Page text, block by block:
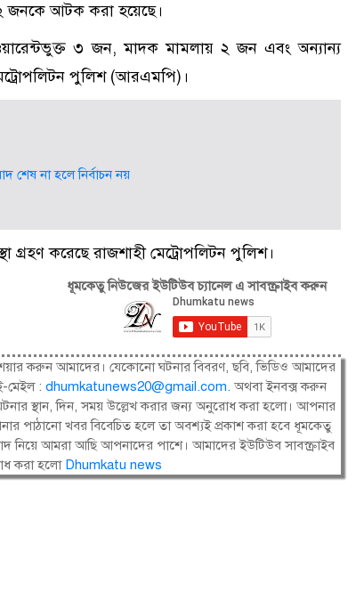
জনকে আটক করা হয়েছে।
ওয়ারেন্টভুক্ত ৩ জন, মাদক মামলায় ২ জন এবং অন্যান্য
পুলিশ (আরএমপি)।
শেষ না হলে নির্বাচন নয়
গ্রহণ করেছে রাজশাহী মেট্রোপলিটন পুলিশ।
ধূমকেতু নিউজের ইউটিউব চ্যানেল এ সাবস্ক্রাইব করুন
করুন আমাদের। যেকোনো ঘটনার বিবরণ, ছবি, ভিডিও আমাদের
মেইল : dhumkatunews20@gmail.com. অথবা ইনবক্স করুন
স্থান, দিন, সময় উল্লেখ করার জন্য অনুরোধ করা হলো। আপনার
পাঠানো খবর বিবেচিত হলে তা অবশ্যই প্রকাশ করা হবে ধূমকেতু
নিয়ে আমরা আছি আপনাদের পাশে। আমাদের ইউটিউব সাবস্ক্রাইব
করা হলো Dhumkatu news